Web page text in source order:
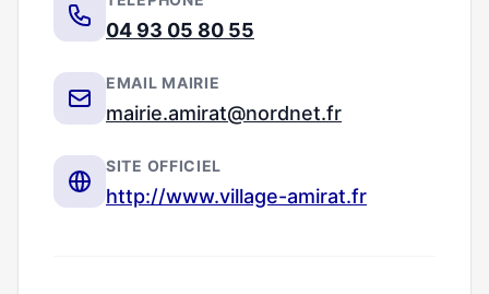
04 93 05 80 55
EMAIL MAIRIE
mairie.amirat@nordnet.fr
SITE OFFICIEL
http://www.village-amirat.fr